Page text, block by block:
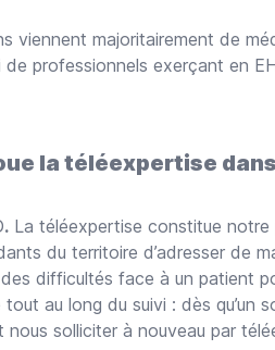
viennent majoritairement de
de professionnels exerçant en
la téléexpertise
. La téléexpertise constitue notre
du territoire d’adresser de
difficultés face à un patient
au long du suivi : dès qu’un
nous solliciter à nouveau par